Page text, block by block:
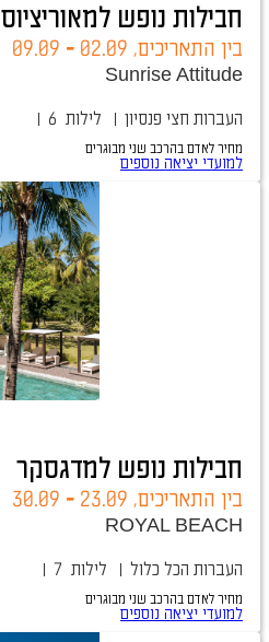
חבילות נופש למאוריציוס
בין התאריכים, -
09.09
Sunrise Attitude
6 לילות חצי פנסיון העברות
למועדי יציאה נוספים
מחיר לאדם בהרכב שני מבוגרים
חבילות נופש למדגסקר
בין התאריכים, -
30.09
ROYAL BEACH
7 לילות הכל כלול העברות
למועדי יציאה נוספים
מחיר לאדם בהרכב שני מבוגרים